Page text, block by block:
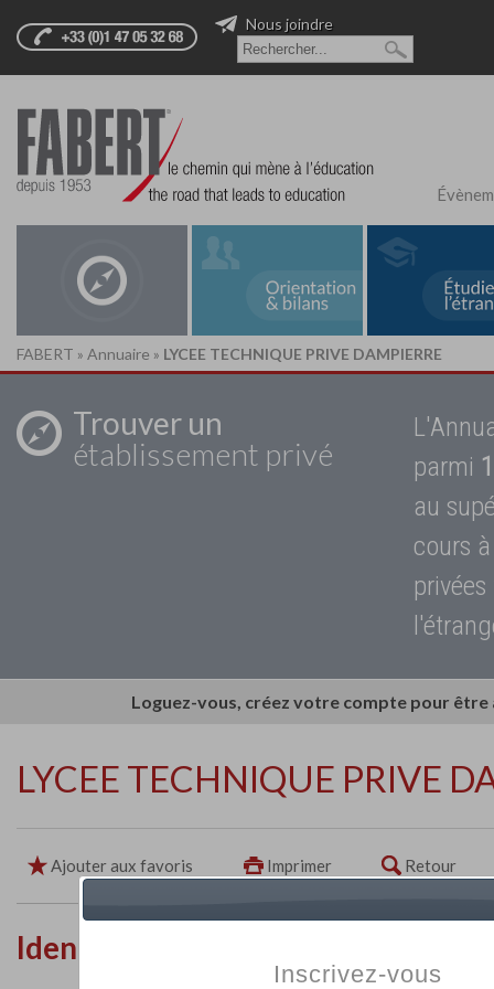
Nous joindre
FABERT » Annuaire » LYCEE TECHNIQUE PRIVE DAMPIERRE
Trouver un
établissement privé
parmi
au
cours
Loguez-vous, créez votre compte pour
LYCEE TECHNIQUE PRIVE
Ajouter aux favoris Imprimer Retour
Identité de l'établissement
Inscrivez-vous